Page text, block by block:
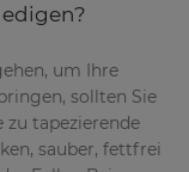
um Ihre
sollten Sie
zu tapezierende
sauber, fettfrei